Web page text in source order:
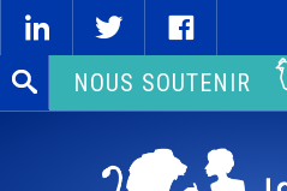
Rechercher :NOUS SOUTENIR